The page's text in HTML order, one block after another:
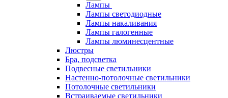
Лампы
Лампы светодиодные
Лампы накаливания
Лампы галогенные
Лампы люминесцентные
Люстры
Бра, подсветка
Подвесные светильники
Настенно-потолочные светильники
Потолочные светильники
Встраиваемые светильники